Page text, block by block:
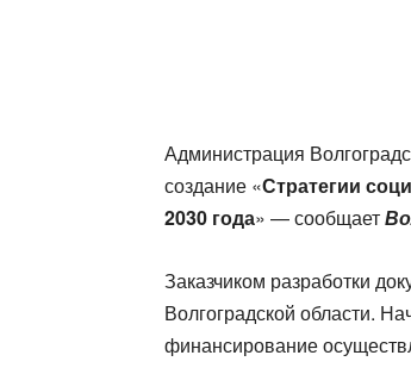
Администрация
создание «Стратегии
2030 года» — сообщает
Заказчиком разработки
Волгоградской области.
финансирование